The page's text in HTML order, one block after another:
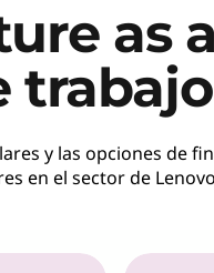
as
y las opciones de
en el sector de